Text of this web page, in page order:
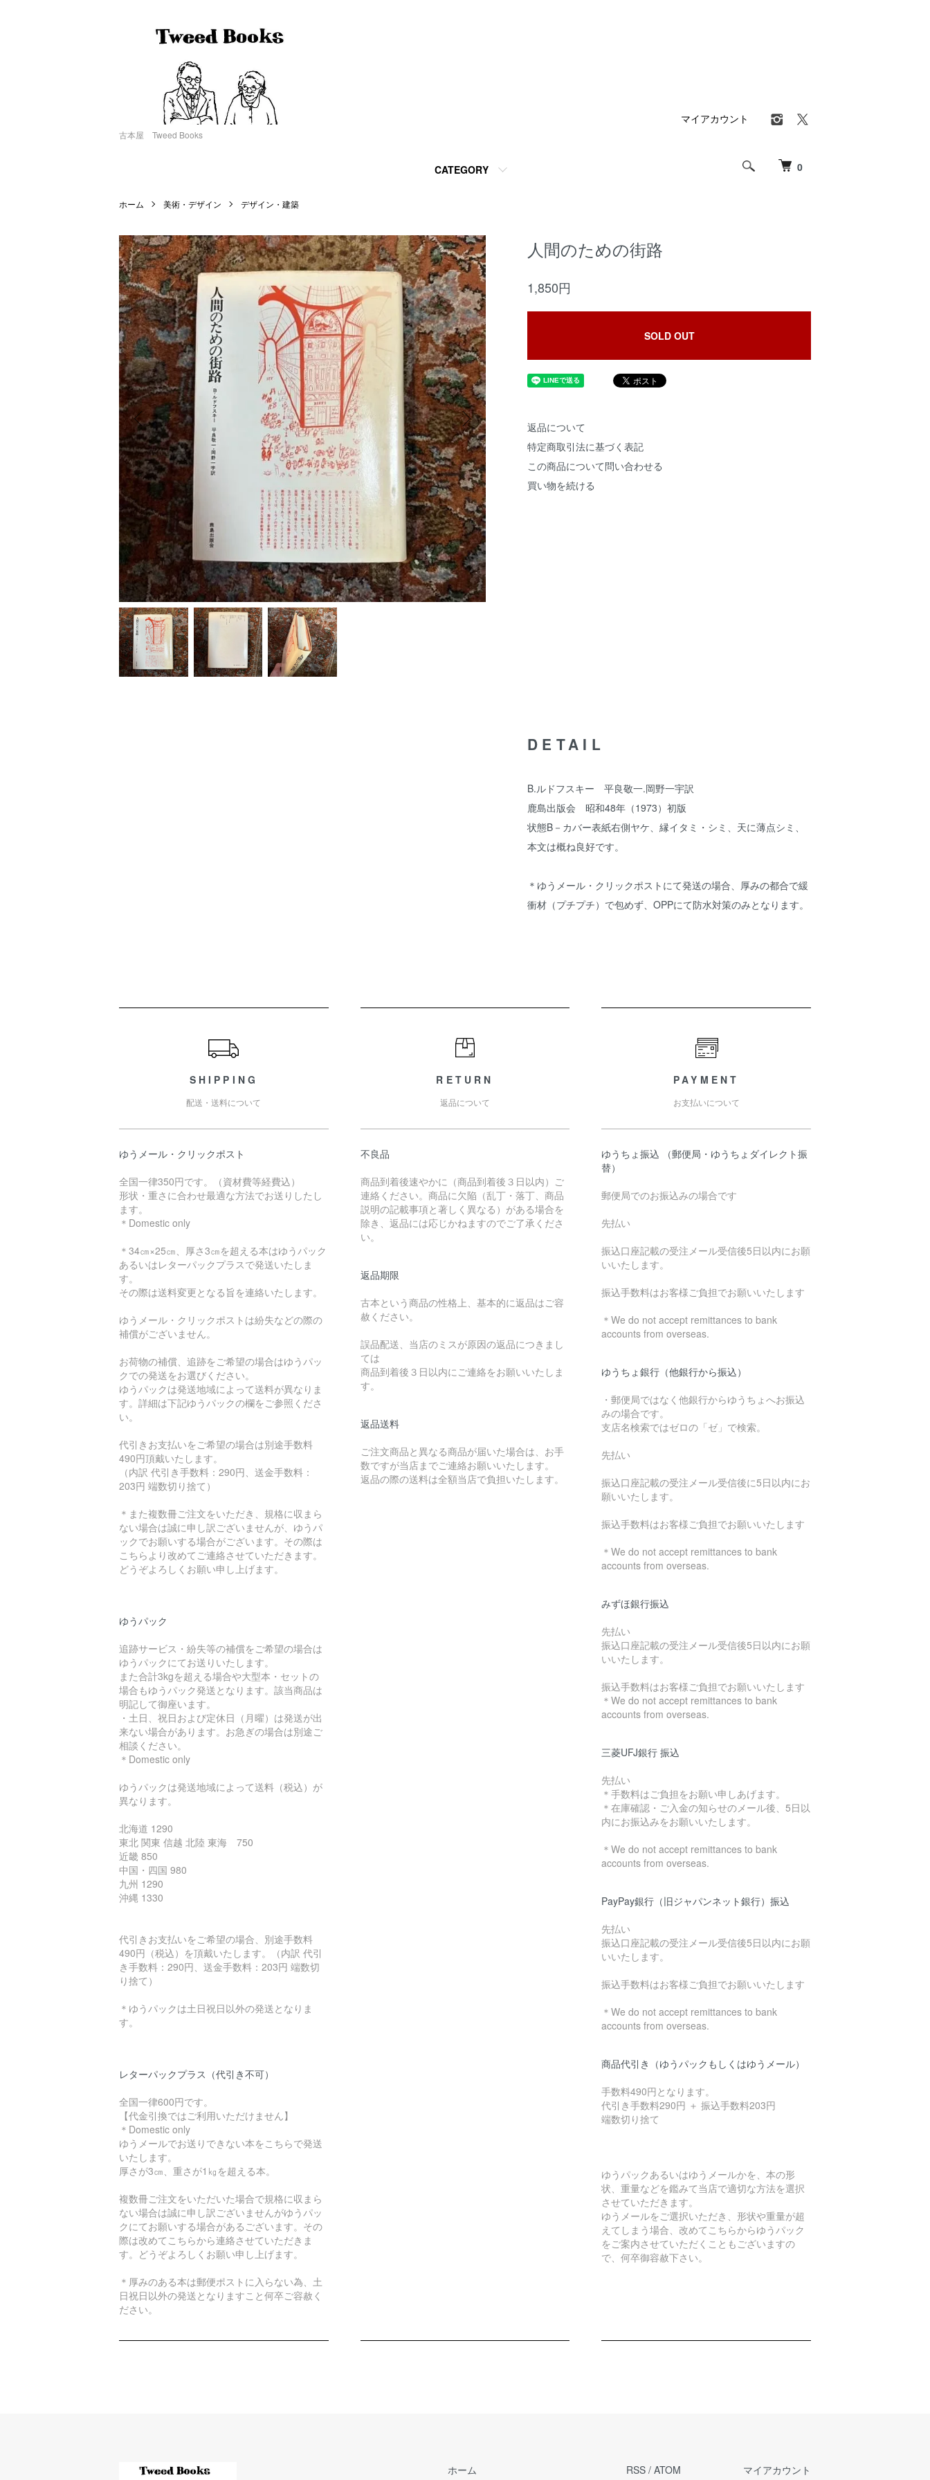
古本屋 Tweed Books
0
CATEGORY
マイアカウント
ホーム 美術・デザイン デザイン・建築
人間のための街路
1,850円
SOLD OUT
返品について
特定商取引法に基づく表記
この商品について問い合わせる
買い物を続ける
DETAIL
B.ルドフスキー 平良敬一.岡野一宇訳
鹿島出版会 昭和48年（1973）初版
状態B－カバー表紙右側ヤケ、縁イタミ・シミ、天に薄点シミ、
本文は概ね良好です。
＊ゆうメール・クリックポストにて発送の場合、厚みの都合で緩
衝材（プチプチ）で包めず、OPPにて防水対策のみとなります。
SHIPPING
配送・送料について
ゆうメール・クリックポスト
全国一律350円です。（資材費等経費込）
形状・重さに合わせ最適な方法でお送りしたし
ます。
＊Domestic only
＊34㎝×25㎝、厚さ3㎝を超える本はゆうパック
あるいはレターパックプラスで発送いたしま
す。
その際は送料変更となる旨を連絡いたします。
ゆうメール・クリックポストは紛失などの際の
補償がございません。
お荷物の補償、追跡をご希望の場合はゆうパッ
クでの発送をお選びください。
ゆうパックは発送地域によって送料が異なりま
す。詳細は下記ゆうパックの欄をご参照くださ
い。
代引きお支払いをご希望の場合は別途手数料
490円頂戴いたします。
（内訳 代引き手数料：290円、送金手数料：
203円 端数切り捨て）
＊また複数冊ご注文をいただき、規格に収まら
ない場合は誠に申し訳ございませんが、ゆうパ
ックでお願いする場合がございます。その際は
こちらより改めてご連絡させていただきます。
どうぞよろしくお願い申し上げます。
ゆうパック
追跡サービス・紛失等の補償をご希望の場合は
ゆうパックにてお送りいたします。
また合計3kgを超える場合や大型本・セットの
場合もゆうパック発送となります。該当商品は
明記して御座います。
・土日、祝日および定休日（月曜）は発送が出
来ない場合があります。お急ぎの場合は別途ご
相談ください。
＊Domestic only
ゆうパックは発送地域によって送料（税込）が
異なります。
北海道 1290
東北 関東 信越 北陸 東海 750
近畿 850
中国・四国 980
九州 1290
沖縄 1330
代引きお支払いをご希望の場合、別途手数料
490円（税込）を頂戴いたします。（内訳 代引
き手数料：290円、送金手数料：203円 端数切
り捨て）
＊ゆうパックは土日祝日以外の発送となりま
す。
レターパックプラス（代引き不可）
全国一律600円です。
【代金引換ではご利用いただけません】
＊Domestic only
ゆうメールでお送りできない本をこちらで発送
いたします。
厚さが3㎝、重さが1㎏を超える本。
複数冊ご注文をいただいた場合で規格に収まら
ない場合は誠に申し訳ございませんがゆうパッ
クにてお願いする場合があるございます。その
際は改めてこちらから連絡させていただきま
す。どうぞよろしくお願い申し上げます。
＊厚みのある本は郵便ポストに入らない為、土
日祝日以外の発送となりますこと何卒ご容赦く
ださい。
RETURN
返品について
不良品
商品到着後速やかに（商品到着後３日以内）ご
連絡ください。商品に欠陥（乱丁・落丁、商品
説明の記載事項と著しく異なる）がある場合を
除き、返品には応じかねますのでご了承くださ
い。
返品期限
古本という商品の性格上、基本的に返品はご容
赦ください。
誤品配送、当店のミスが原因の返品につきまし
ては
商品到着後３日以内にご連絡をお願いいたしま
す。
返品送料
ご注文商品と異なる商品が届いた場合は、お手
数ですが当店までご連絡お願いいたします。
返品の際の送料は全額当店で負担いたします。
PAYMENT
お支払いについて
ゆうちょ振込 （郵便局・ゆうちょダイレクト振
替）
郵便局でのお振込みの場合です
先払い
振込口座記載の受注メール受信後5日以内にお願
いいたします。
振込手数料はお客様ご負担でお願いいたします
＊We do not accept remittances to bank
accounts from overseas.
ゆうちょ銀行（他銀行から振込）
・郵便局ではなく他銀行からゆうちょへお振込
みの場合です。
支店名検索ではゼロの「ゼ」で検索。
先払い
振込口座記載の受注メール受信後に5日以内にお
願いいたします。
振込手数料はお客様ご負担でお願いいたします
＊We do not accept remittances to bank
accounts from overseas.
みずほ銀行振込
先払い
振込口座記載の受注メール受信後5日以内にお願
いいたします。
振込手数料はお客様ご負担でお願いいたします
＊We do not accept remittances to bank
accounts from overseas.
三菱UFJ銀行 振込
先払い
＊手数料はご負担をお願い申しあげます。
＊在庫確認・ご入金の知らせのメール後、5日以
内にお振込みをお願いいたします。
＊We do not accept remittances to bank
accounts from overseas.
PayPay銀行（旧ジャパンネット銀行）振込
先払い
振込口座記載の受注メール受信後5日以内にお願
いいたします。
振込手数料はお客様ご負担でお願いいたします
＊We do not accept remittances to bank
accounts from overseas.
商品代引き（ゆうパックもしくはゆうメール）
手数料490円となります。
代引き手数料290円 ＋ 振込手数料203円
端数切り捨て
ゆうパックあるいはゆうメールかを、本の形
状、重量などを鑑みて当店で適切な方法を選択
させていただきます。
ゆうメールをご選択いただき、形状や重量が超
えてしまう場合、改めてこちらからゆうパック
をご案内させていただくこともございますの
で、何卒御容赦下さい。
ホーム RSS / ATOM マイアカウント